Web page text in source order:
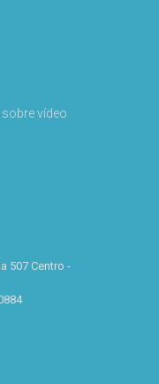
vídeo
507 Centro -